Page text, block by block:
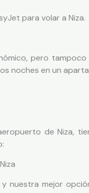
para volar a Niza.
pero
noches en un
de Niza,
nuestra mejor